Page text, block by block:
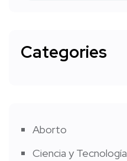
Categories
Aborto
Ciencia y Tecnología